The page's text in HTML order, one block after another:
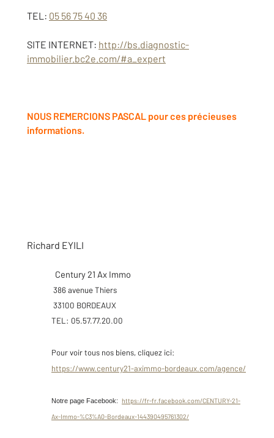
TEL: 05 56 75 40 36
SITE INTERNET: http://bs.diagnostic-
immobilier.bc2e.com/#a_expert
NOUS REMERCIONS PASCAL pour ces précieuses
informations.
Richard EYILI
Century 21 Ax Immo
386 avenue Thiers
33100 BORDEAUX
TEL: 05.57.77.20.00
Pour voir tous nos biens, cliquez ici:
https://www.century21-aximmo-bordeaux.com/agence/
Notre page Facebook: https://fr-fr.facebook.com/CENTURY-21-
Ax-Immo-%C3%A0-Bordeaux-144390495761302/